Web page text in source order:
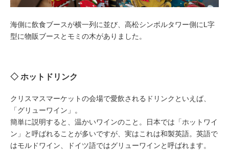
海側に飲食ブースが横一列に並び、高松シンボルタワー側にL字
型に物販ブースとモミの木がありました。
◇ ホットドリンク
クリスマスマーケットの会場で愛飲されるドリンクといえば、
「グリューワイン」。
簡単に説明すると、温かいワインのこと。日本では「ホットワイ
ン」と呼ばれることが多いですが、実はこれは和製英語。英語で
はモルドワイン、ドイツ語ではグリューワインと呼ばれます。